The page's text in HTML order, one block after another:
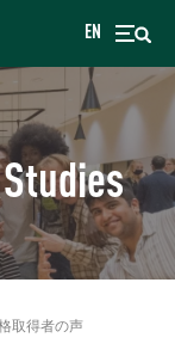
EN
取得者の声